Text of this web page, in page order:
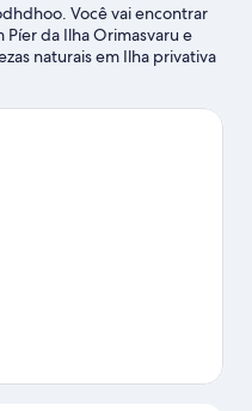
Você vai encontrar
da Ilha Orimasvaru e
naturais em Ilha privativa